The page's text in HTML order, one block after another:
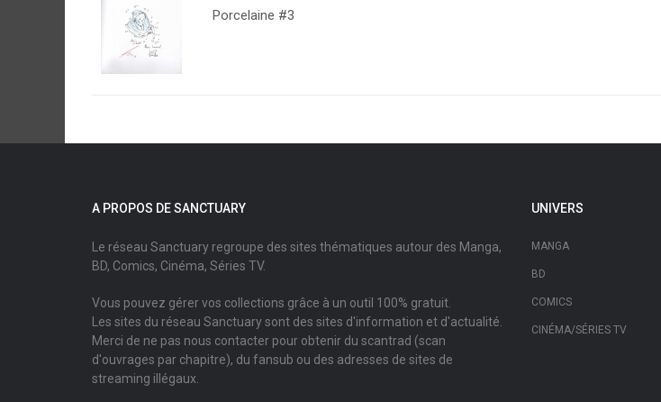
Porcelaine #3
A PROPOS DE SANCTUARY
Le réseau Sanctuary regroupe des sites thématiques autour des Manga,
BD, Comics, Cinéma, Séries TV.
Vous pouvez gérer vos collections grâce à un outil 100% gratuit.
Les sites du réseau Sanctuary sont des sites d'information et d'actualité.
Merci de ne pas nous contacter pour obtenir du scantrad (scan
d'ouvrages par chapitre), du fansub ou des adresses de sites de
streaming illégaux.
UNIVERS
MANGA
BD
COMICS
CINÉMA/SÉRIES TV